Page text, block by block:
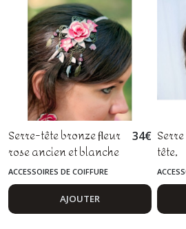
Serre-tête bronze fleur
rose ancien et blanche
34€
ACCESSOIRES DE COIFFURE
AJOUTER
tête,
de